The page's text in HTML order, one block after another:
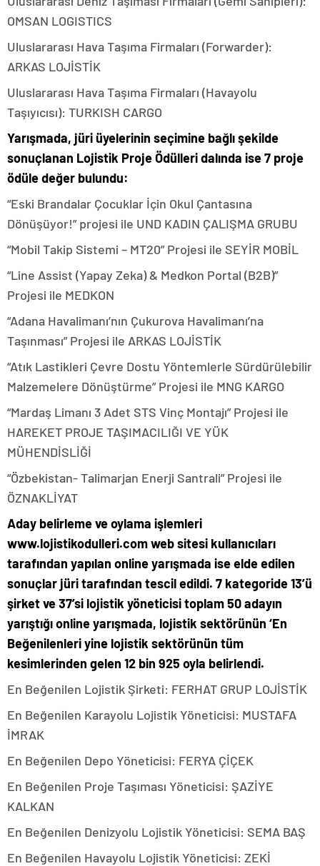
OMSAN LOGISTICS
Uluslararası Hava Taşıma Firmaları (Forwarder):
ARKAS LOJİSTİK
Uluslararası Hava Taşıma Firmaları (Havayolu
Taşıyıcısı): TURKISH CARGO
Yarışmada, jüri üyelerinin seçimine bağlı şekilde
sonuçlanan Lojistik Proje Ödülleri dalında ise 7 proje
ödüle değer bulundu:
“Eski Brandalar Çocuklar İçin Okul Çantasına
Dönüşüyor!” projesi ile UND KADIN ÇALIŞMA GRUBU
“Mobil Takip Sistemi – MT20” Projesi ile SEYİR MOBİL
“Line Assist (Yapay Zeka) & Medkon Portal (B2B)”
Projesi ile MEDKON
“Adana Havalimanı’nın Çukurova Havalimanı’na
Taşınması” Projesi ile ARKAS LOJİSTİK
“Atık Lastikleri Çevre Dostu Yöntemlerle Sürdürülebilir
Malzemelere Dönüştürme” Projesi ile MNG KARGO
“Mardaş Limanı 3 Adet STS Vinç Montajı” Projesi ile
HAREKET PROJE TAŞIMACILIĞI VE YÜK
MÜHENDİSLİĞİ
“Özbekistan- Talimarjan Enerji Santrali” Projesi ile
ÖZNAKLİYAT
Aday belirleme ve oylama işlemleri
www.lojistikodulleri.comweb sitesi kullanıcıları
tarafından yapılan online yarışmada ise elde edilen
sonuçlar jüri tarafından tescil edildi. 7 kategoride 13’ü
şirket ve 37’si lojistik yöneticisi toplam 50 adayın
yarıştığı online yarışmada, lojistik sektörünün ‘En
Beğenilenleri yine lojistik sektörünün tüm
kesimlerinden gelen 12 bin 925 oyla belirlendi.
En Beğenilen Lojistik Şirketi: FERHAT GRUP LOJİSTİK
En Beğenilen Karayolu Lojistik Yöneticisi: MUSTAFA
İMRAK
En Beğenilen Depo Yöneticisi: FERYA ÇİÇEK
En Beğenilen Proje Taşıması Yöneticisi: ŞAZİYE
KALKAN
En Beğenilen Denizyolu Lojistik Yöneticisi: SEMA BAŞ
En Beğenilen Havayolu Lojistik Yöneticisi: ZEKİ